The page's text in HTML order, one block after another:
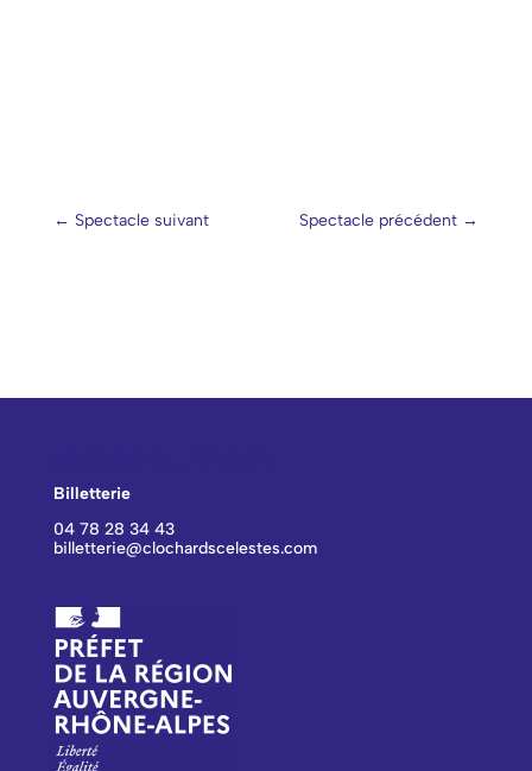
← Spectacle suivant Spectacle précédent →
Billetterie
04 78 28 34 43
billetterie@clochardscelestes.com